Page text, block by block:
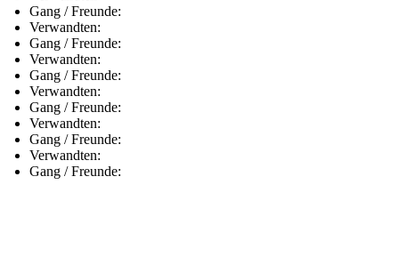
Gang / Freunde:
Verwandten:
Gang / Freunde:
Verwandten:
Gang / Freunde:
Verwandten:
Gang / Freunde:
Verwandten:
Gang / Freunde:
Verwandten:
Gang / Freunde: